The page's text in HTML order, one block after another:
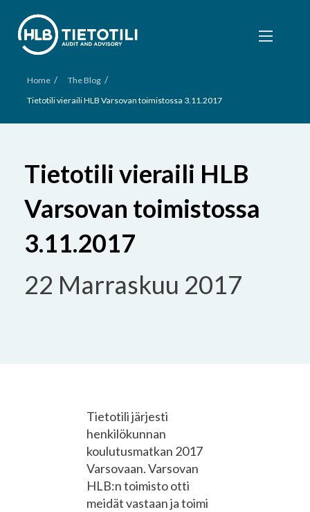
Home / The Blog /
Tietotili vieraili HLB Varsovan toimistossa 3.11.2017
Tietotili vieraili HLB
Varsovan toimistossa
3.11.2017
22 Marraskuu 2017
Tietotili järjesti
henkilökunnan
koulutusmatkan 2017
Varsovaan. Varsovan
HLB:n toimisto otti
meidät vastaan ja toimi